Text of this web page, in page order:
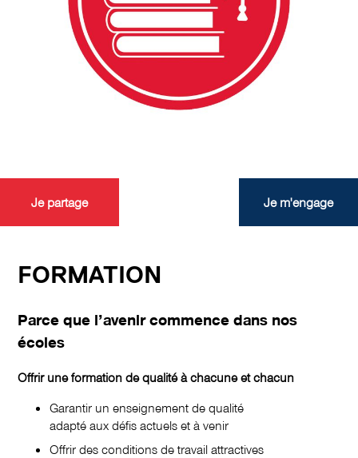
FORMATION
Parce que l’avenir commence dans nos
écoles
Offrir une formation de qualité à chacune et chacun
Garantir un enseignement de qualité
adapté aux défis actuels et à venir
Offrir des conditions de travail attractives
Je partage Je m'engage